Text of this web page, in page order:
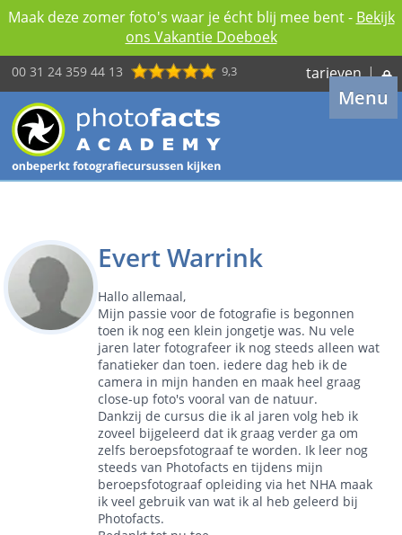
Maak deze zomer foto's waar je écht blij mee bent - Bekijk
ons Vakantie Doeboek
00 31 24 359 44 13 9,3 tarieven |
Menu
Evert Warrink
Hallo allemaal,
Mijn passie voor de fotografie is begonnen
toen ik nog een klein jongetje was. Nu vele
jaren later fotografeer ik nog steeds alleen wat
fanatieker dan toen. iedere dag heb ik de
camera in mijn handen en maak heel graag
close-up foto's vooral van de natuur.
Dankzij de cursus die ik al jaren volg heb ik
zoveel bijgeleerd dat ik graag verder ga om
zelfs beroepsfotograaf te worden. Ik leer nog
steeds van Photofacts en tijdens mijn
beroepsfotograaf opleiding via het NHA maak
ik veel gebruik van wat ik al heb geleerd bij
Photofacts.